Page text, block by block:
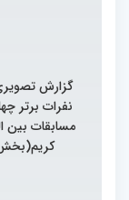
گزارش
نفرات برتر
مسابقات بین